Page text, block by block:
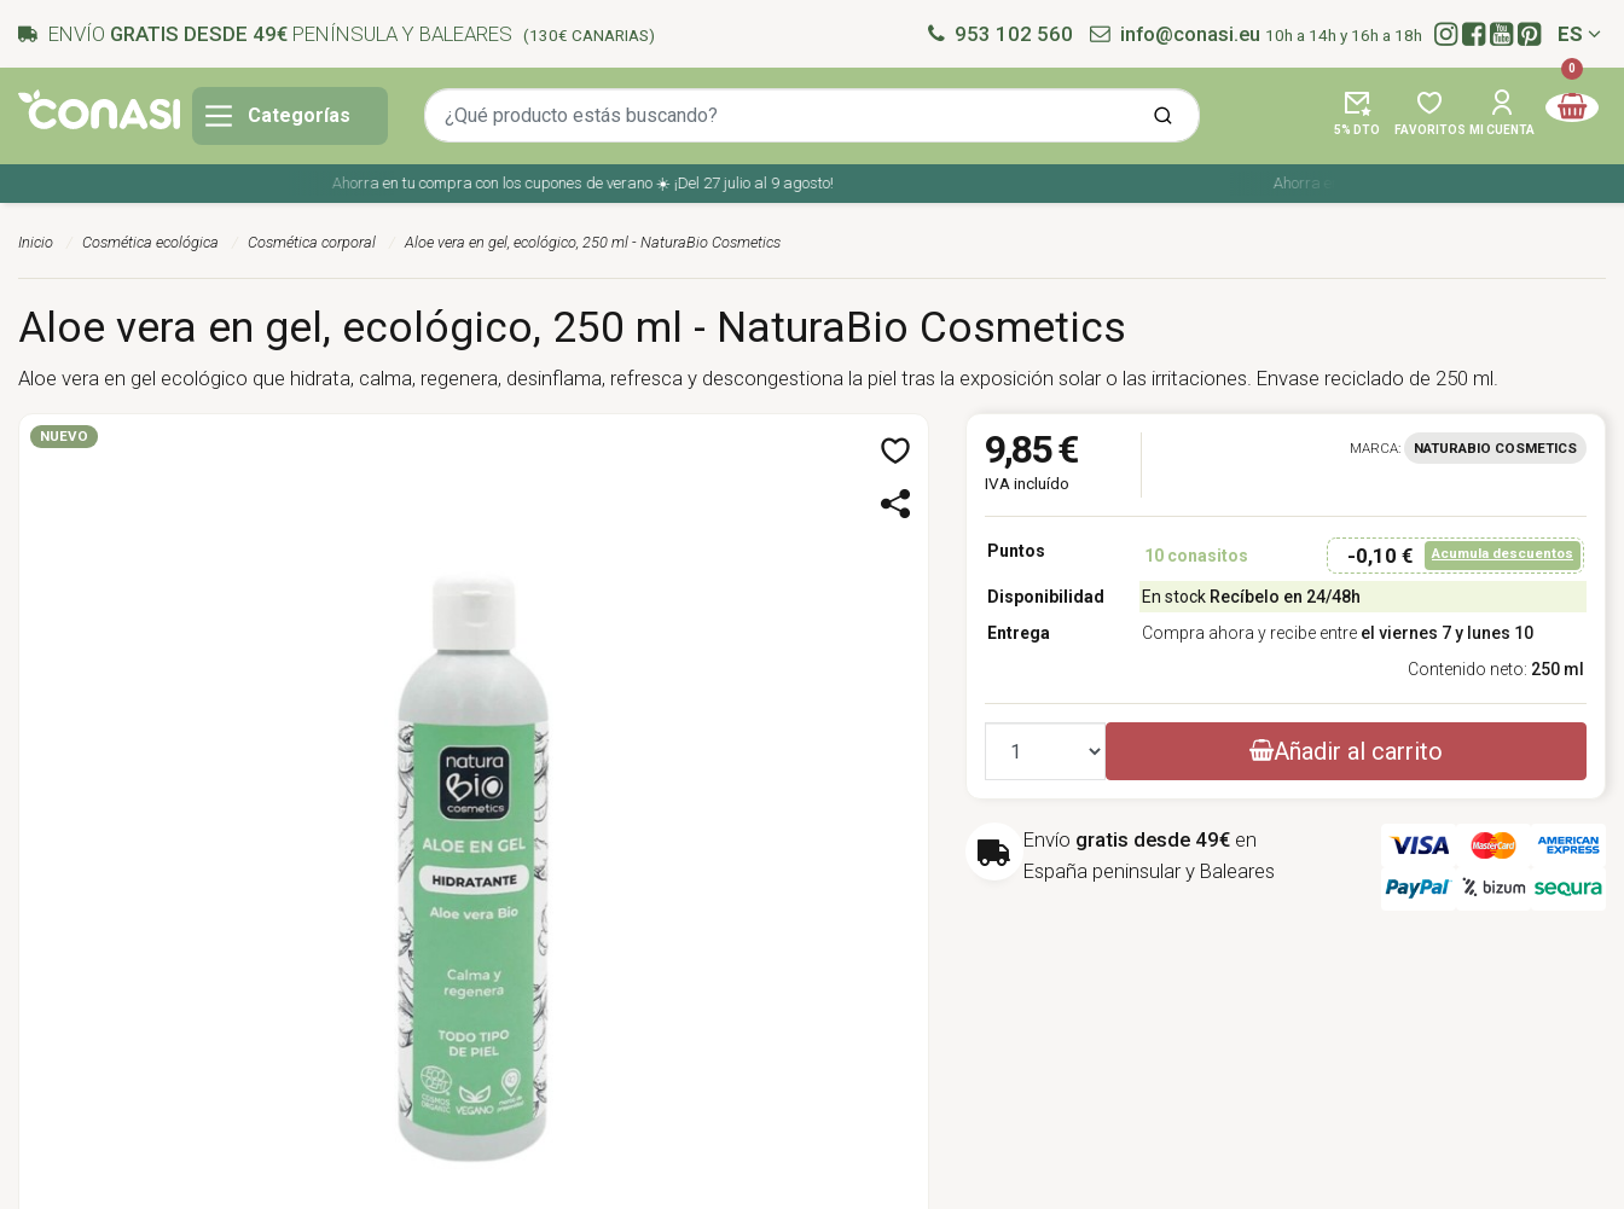
ENVÍO GRATIS DESDE 49€ PENÍNSULA Y BALEARES (130€ CANARIAS) 953 102 560 info@conasi.eu 10h a 14h y 16h a 18h Idioma:
ES
Categorías
5% DTO FAVORITOS MI CUENTA
0
Ahorra en tu compra con los cupones de verano ☀️ ¡Del 27 julio al 9 agosto! Ahorra en tu compra con los cupones de verano ☀️
Inicio Cosmética ecológica Cosmética corporal Aloe vera en gel, ecológico, 250 ml - NaturaBio Cosmetics
Aloe vera en gel, ecológico, 250 ml - NaturaBio Cosmetics
Aloe vera en gel ecológico que hidrata, calma, regenera, desinflama, refresca y descongestiona la piel tras la exposición solar o las irritaciones. Envase reciclado de 250 ml.
NUEVO 9,85 €
IVA incluído
MARCA: NATURABIO COSMETICS
Puntos 10conasitos -0,10 € Acumula descuentos
Disponibilidad En stock Recíbelo en 24/48h
Entrega
Compra ahora y recibe entre el viernes 7 y lunes 10
Contenido neto: 250 ml
Cantidad Añadir al carrito
Envío gratis desde 49€ en
España peninsular y Baleares